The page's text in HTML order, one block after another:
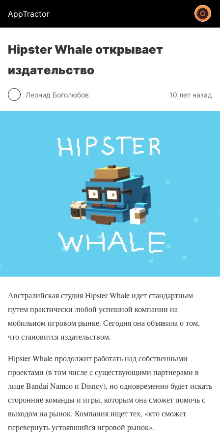
AppTractor
Hipster Whale открывает
издательство
Леонид Боголюбов 10 лет назад
Австралийская студия Hipster Whale идет стандартным
путем практически любой успешной компании на
мобильном игровом рынке. Сегодня она объявила о том,
что становится издательством.
Hipster Whale продолжит работать над собственными
проектами (в том числе с существующими партнерами в
лице Bandai Namco и Disney), но одновременно будет искать
сторонние команды и игры, которым она сможет помочь с
выходом на рынок. Компания ищет тех, «кто сможет
перевернуть устоявшийся игровой рынок».